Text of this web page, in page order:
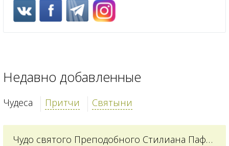
Недавно добавленные
Чудеса Притчи Святыни
Чудо святого Преподобного Стилиана Пафлагонского